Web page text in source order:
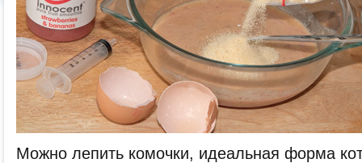
Можно лепить комочки, идеальная форма